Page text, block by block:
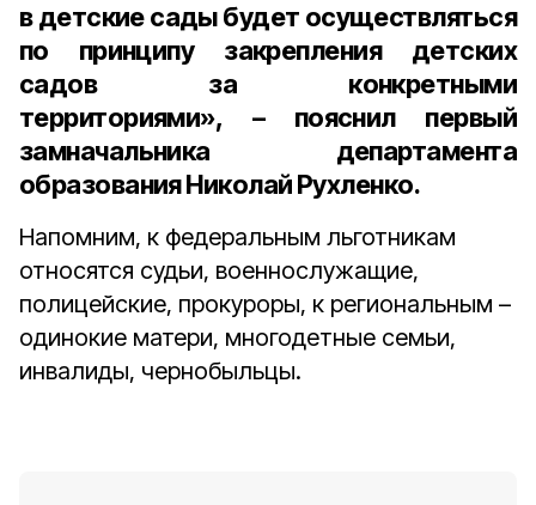
в детские сады будет осуществляться
по принципу закрепления детских
садов за конкретными
территориями», – пояснил первый
замначальника департамента
образования Николай Рухленко.
Напомним, к федеральным льготникам
относятся судьи, военнослужащие,
полицейские, прокуроры, к региональным –
одинокие матери, многодетные семьи,
инвалиды, чернобыльцы.